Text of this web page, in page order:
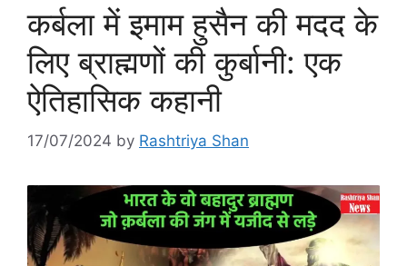
कर्बला में इमाम हुसैन की मदद के
लिए ब्राह्मणों की कुर्बानी: एक
ऐतिहासिक कहानी
17/07/2024 by Rashtriya Shan